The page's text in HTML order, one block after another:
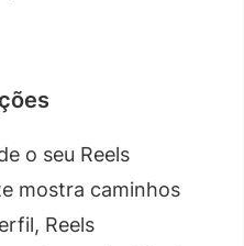
o seu Reels
mostra caminhos
Reels